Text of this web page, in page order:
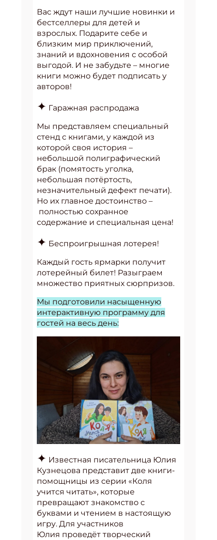
Вас ждут наши лучшие новинки и
бестселлеры для детей и
взрослых. Подарите себе и
близким мир приключений,
знаний и вдохновения с особой
выгодой. И не забудьте – многие
книги можно будет подписать у
авторов!
✦ Гаражная распродажа
Мы представляем специальный
стенд с книгами, у каждой из
которой своя история –
небольшой полиграфический
брак (помятость уголка,
небольшая потёртость,
незначительный дефект печати).
Но их главное достоинство –
полностью сохранное
содержание и специальная цена!
✦ Беспроигрышная лотерея!
Каждый гость ярмарки получит
лотерейный билет! Разыграем
множество приятных сюрпризов.
Мы подготовили насыщенную
интерактивную программу для
гостей на весь день:
✦ Известная писательница Юлия
Кузнецова представит две книги-
помощницы из серии «Коля
учится читать», которые
превращают знакомство с
буквами и чтением в настоящую
игру. Для участников
Юлия проведёт творческий